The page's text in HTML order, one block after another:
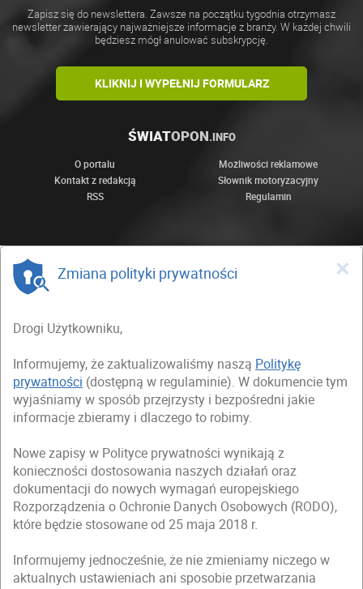
Zapisz się do newslettera. Zawsze na początku tygodnia otrzymasz
newsletter zawierający najważniejsze informacje z branży. W każdej chwili
będziesz mógł anulować subskrypcję.
KLIKNIJ I WYPEŁNIJ FORMULARZ
ŚWIATOPON.INFO
O portalu
Możliwości reklamowe
Kontakt z redakcją
Słownik motoryzacyjny
RSS
Regulamin
×
Zmiana polityki prywatności
Drogi Użytkowniku,
Informujemy, że zaktualizowaliśmy naszą Politykę
prywatności (dostępną w regulaminie). W dokumencie tym
wyjaśniamy w sposób przejrzysty i bezpośredni jakie
informacje zbieramy i dlaczego to robimy.
Nowe zapisy w Polityce prywatności wynikają z
konieczności dostosowania naszych działań oraz
dokumentacji do nowych wymagań europejskiego
Rozporządzenia o Ochronie Danych Osobowych (RODO),
które będzie stosowane od 25 maja 2018 r.
Informujemy jednocześnie, że nie zmieniamy niczego w
aktualnych ustawieniach ani sposobie przetwarzania